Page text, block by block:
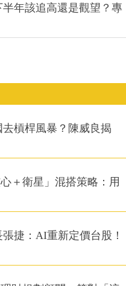
年該追高還是觀望？專
槓桿風暴？陳威良揭
＋衛星」混搭策略：用
捷：AI重新定價台股！